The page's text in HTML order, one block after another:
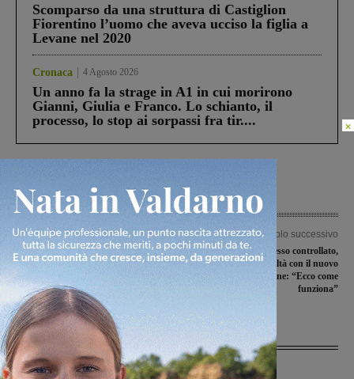
Scomparso da una struttura di Castiglion
Fiorentino l’uomo che aveva ucciso la figlia a
Levane nel 2020
Cronaca 4 Agosto 2026
Un anno fa la strage in A1 in cui morirono
Gianni, Giulia e Franco. Lo schianto, il
processo, lo stop ai sorpassi fra tir....
Articolo precedente
Giovanissimi in gara sul circuito di
Bellosguardo
Articolo successivo
Cassonetti ad accesso controllato,
qualche difficoltà con il nuovo
sistema. Il comune: “Ecco come
funziona”
Ultime Notizie
×